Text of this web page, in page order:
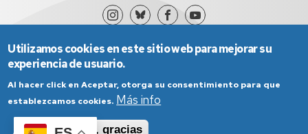
Aviso Legal
Condiciones generales de uso
Utilizamos cookies en este sitio web para mejorar su
experiencia de usuario.
Al hacer click en Aceptar, otorga su consentimiento para que
establezcamos cookies. Más info
Aceptar
No, gracias